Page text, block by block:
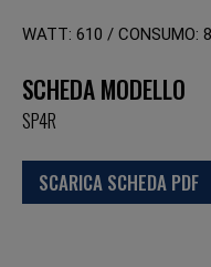
WATT: 610 / CONSUMO:
SCHEDA MODELLO
SP4R
SCARICA SCHEDA PDF